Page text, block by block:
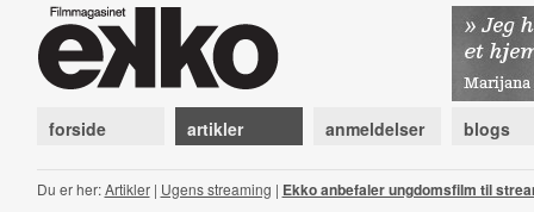
forside artikler anmeldelser blogs
Du er her:Artikler| Ugens streaming | Ekko anbefaler ungdomsfilm til